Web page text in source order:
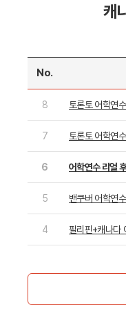
캐
No.
8
토론토 어학연
7
토론토 어학연
6
어학연수 리얼
5 밴쿠버 어학연
4
필리핀+캐나다